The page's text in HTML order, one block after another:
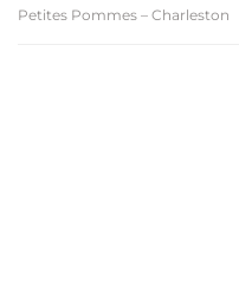
Petites Pommes – Charleston